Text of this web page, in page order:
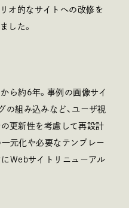
オ的なサイトへの改修を
した。
ら約6年。事例の画像サイ
の組み込みなど、ユーザ視
更新性を考慮して再設計
一元化や必要なテンプレー
にWebサイトリニューアル